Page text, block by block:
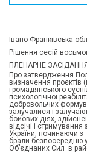
Івано-Франківська
Рішення сесій
ПЛЕНАРНЕ
Про затвердження
визначення проєктів
громадянського
психологічної
добровольчих
залучалися і
бойових діях,
відсічі і стримування
України, починаючи з
брали безпосередню
Об’єднаних Сил в